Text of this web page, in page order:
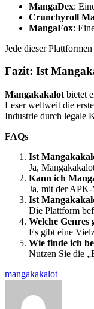
MangaDex:
Crunchyroll
MangaFox:
Jede dieser
Fazit: Ist
Mangakakalot bietet
Leser weltweit die
Industrie durch legale
FAQs
Ist
Ja,
Kann ich
Ja, mit der
Ist
Die Plattform
Welche Genres
Es gibt eine
Wie finde ich
Nutzen Sie die
mangakakalot